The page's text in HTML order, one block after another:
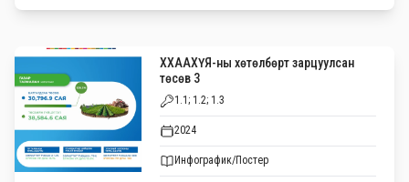
ХХААХҮЯ-ны хөтөлбөрт зарцуулсан
төсөв 3
1.1; 1.2; 1.3
2024
Инфографик/Постер